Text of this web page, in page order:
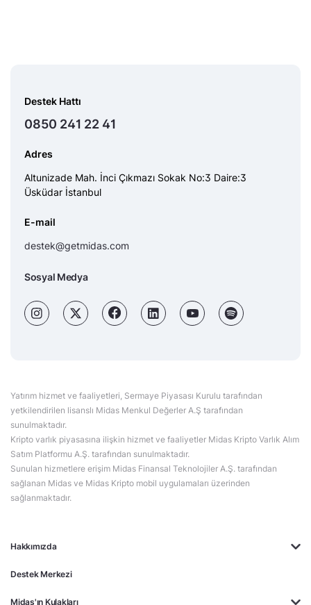
Hakkımızda
Destek Merkezi
Midas'ın Kulakları
Destek Hattı
0850 241 22 41
Adres
Altunizade Mah. İnci Çıkmazı Sokak No:3 Daire:3
Üsküdar İstanbul
E-mail
destek@getmidas.com
Sosyal Medya
Yatırım hizmet ve faaliyetleri, Sermaye Piyasası Kurulu tarafından
yetkilendirilen lisanslı Midas Menkul Değerler A.Ş tarafından
sunulmaktadır.
Kripto varlık piyasasına ilişkin hizmet ve faaliyetler Midas Kripto Varlık Alım
Satım Platformu A.Ş. tarafından sunulmaktadır.
Sunulan hizmetlere erişim Midas Finansal Teknolojiler A.Ş. tarafından
sağlanan Midas ve Midas Kripto mobil uygulamaları üzerinden
sağlanmaktadır.